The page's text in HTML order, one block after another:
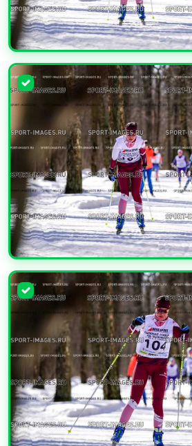
УВЕЛИЧИТЬ
УВЕЛИЧИТЬ